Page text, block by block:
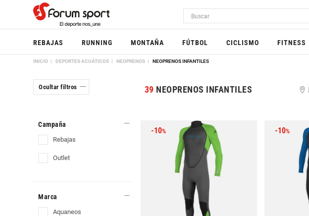
REBAJAS RUNNING MONTAÑA FÚTBOL CICLISMO FITNESS
INICIO DEPORTES ACUÁTICOS NEOPRENOS NEOPRENOS INFANTILES
39 NEOPRENOS INFANTILES
-10% -10%
Ocultar filtros
Campaña
rebajas
outlet
Marca
aquaneos